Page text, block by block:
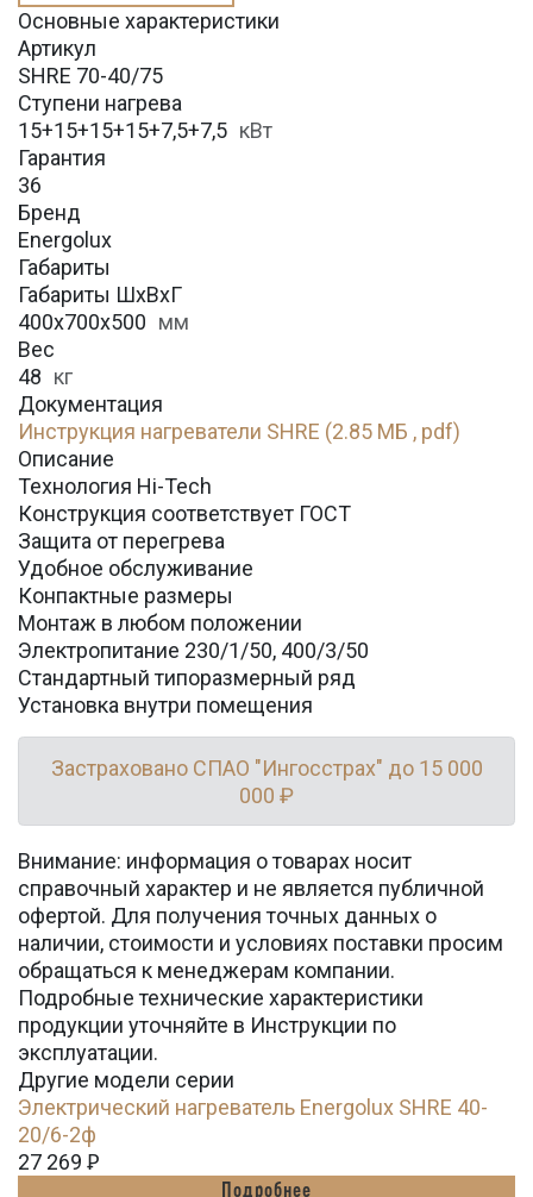
Основные характеристики
Артикул
SHRE 70-40/75
Ступени нагрева
15+15+15+15+7,5+7,5 кВт
Гарантия
36
Бренд
Energolux
Габариты
Габариты ШхВхГ
400x700x500 мм
Вес
48 кг
Документация
Инструкция нагреватели SHRE (2.85 МБ , pdf)
Описание
Технология Hi-Tech
Конструкция соответствует ГОСТ
Защита от перегрева
Удобное обслуживание
Конпактные размеры
Монтаж в любом положении
Электропитание 230/1/50, 400/3/50
Стандартный типоразмерный ряд
Установка внутри помещения
Застраховано СПАО "Ингосстрах" до 15 000
000 ₽
Внимание: информация о товарах носит
справочный характер и не является публичной
офертой. Для получения точных данных о
наличии, стоимости и условиях поставки просим
обращаться к менеджерам компании.
Подробные технические характеристики
продукции уточняйте в Инструкции по
эксплуатации.
Другие модели серии
Электрический нагреватель Energolux SHRE 40-
20/6-2ф
27 269 Ꝑ
Подробнее